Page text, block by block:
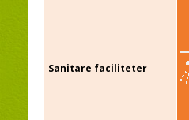
Sanitare faciliteter